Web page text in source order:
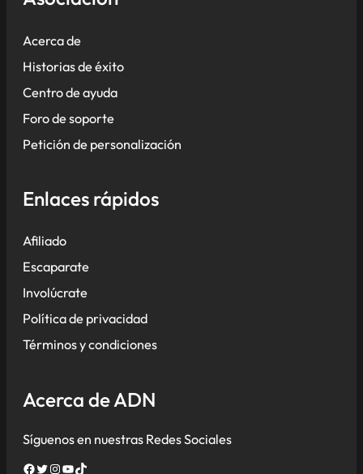
Acerca de
Historias de éxito
Centro de ayuda
Foro de soporte
Petición de personalización
Enlaces rápidos
Afiliado
Escaparate
Involúcrate
Política de privacidad
Términos y condiciones
Acerca de ADN
Síguenos en nuestras Redes Sociales
Facebook
Twitter
Instagram
YouTube
TikTok